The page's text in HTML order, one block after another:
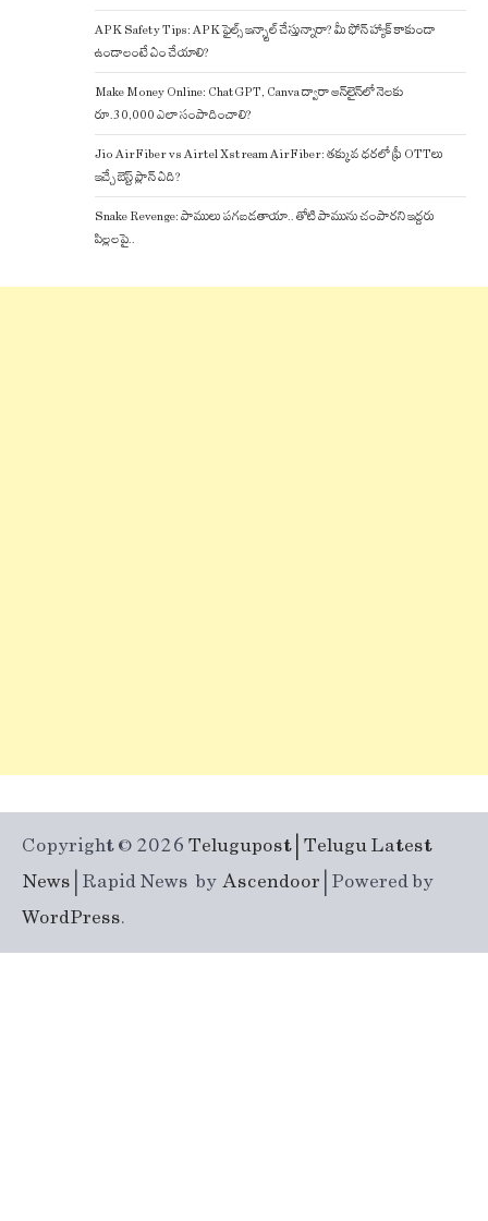
APK Safety Tips: APK ఫైల్స్ ఇన్స్టాల్ చేస్తున్నారా? మీ ఫోన్ హ్యాక్ కాకుండా
ఉండాలంటే ఏం చేయాలి?
Make Money Online: ChatGPT, Canva ద్వారా ఆన్‌లైన్‌లో నెలకు
రూ.30,000 ఎలా సంపాదించాలి?
Jio AirFiber vs Airtel Xstream AirFiber: తక్కువ ధరలో ఫ్రీ OTTలు
ఇచ్చే బెస్ట్ ప్లాన్ ఏది?
Snake Revenge: పాములు పగబడతాయా.. తోటి పామును చంపారని ఇద్దరు
పిల్లలపై..
Copyright © 2026 Telugupost | Telugu Latest
News | Rapid News byAscendoor | Powered by
WordPress.